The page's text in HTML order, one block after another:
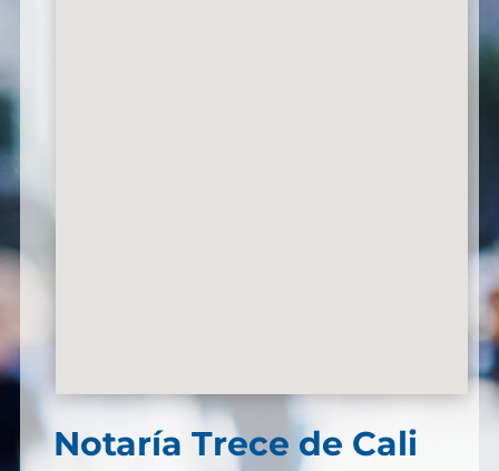
Notaría Trece de Cali